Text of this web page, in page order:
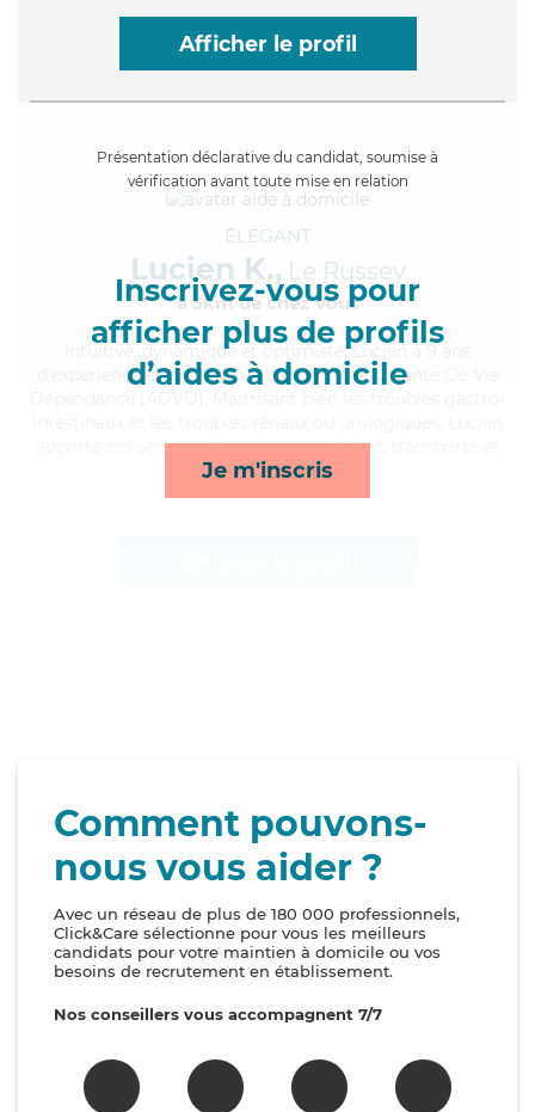
Afficher le profil
Présentation déclarative du candidat, soumise à
vérification avant toute mise en relation
Inscrivez-vous pour
afficher plus de profils
d’aides à domicile
Je m'inscris
ÉLÉGANT
Lucien K., Le Russey
à 5km de chez Vous
, dynamique et optimiste, Lucien a 9 ans
d'expérience et possède un diplôme d'Assistante De Vie
apporte ses services de ménage, mobilité, transports et
activités*
Comment pouvons-
nous vous aider ?
Avec un réseau de plus de 180 000 professionnels,
Click&Care sélectionne pour vous les meilleurs
candidats pour votre maintien à domicile ou vos
besoins de recrutement en établissement.
Nos conseillers vous accompagnent 7/7